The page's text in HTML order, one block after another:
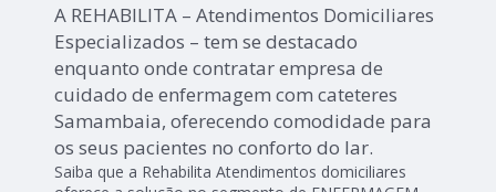
A REHABILITA – Atendimentos Domiciliares
Especializados – tem se destacado
enquanto onde contratar empresa de
cuidado de enfermagem com cateteres
Samambaia, oferecendo comodidade para
os seus pacientes no conforto do lar.
Saiba que a Rehabilita Atendimentos domiciliares